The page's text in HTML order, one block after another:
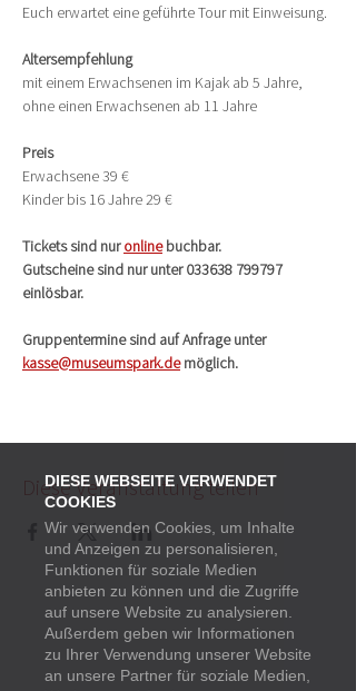
DIESE WEBSEITE VERWENDET
COOKIES
Wir verwenden Cookies, um Inhalte
und Anzeigen zu personalisieren,
Funktionen für soziale Medien
anbieten zu können und die Zugriffe
auf unsere Website zu analysieren.
Außerdem geben wir Informationen
zu Ihrer Verwendung unserer Website
an unsere Partner für soziale Medien,
Euch erwartet eine geführte Tour mit Einweisung.
Altersempfehlung
mit einem Erwachsenen im Kajak ab 5 Jahre,
ohne einen Erwachsenen ab 11 Jahre
Preis
Erwachsene 39 €
Kinder bis 16 Jahre 29 €
Tickets sind nur online buchbar.
Gutscheine sind nur unter 033638 799797
einlösbar.
Gruppentermine sind auf Anfrage unter
kasse@museumspark.de möglich.
Diese Veranstaltung teilen
Startseite
Presse
Termine
Newsletter